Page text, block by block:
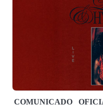
COMUNICADO